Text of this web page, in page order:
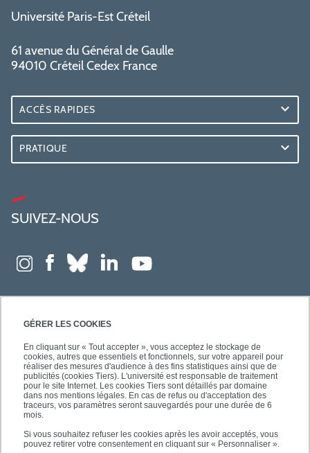
GÉRER LES COOKIES
En cliquant sur « Tout accepter », vous acceptez le stockage de
cookies, autres que essentiels et fonctionnels, sur votre appareil pour
réaliser des mesures d'audience à des fins statistiques ainsi que de
publicités (cookies Tiers). L'université est responsable de traitement
pour le site Internet. Les cookies Tiers sont détaillés par domaine
dans nos mentions légales. En cas de refus ou d'acceptation des
traceurs, vos paramètres seront sauvegardés pour une durée de 6
mois.
Si vous souhaitez refuser les cookies après les avoir acceptés, vous
pouvez retirer votre consentement en cliquant sur « Personnaliser ».
Université Paris-Est Créteil
61 avenue du Général de Gaulle
94010 Créteil Cedex France
ACCÈS RAPIDES
PRATIQUE
SUIVEZ-NOUS